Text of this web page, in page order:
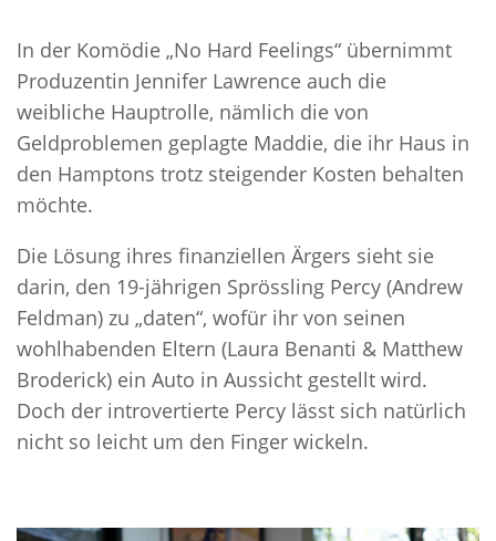
In der Komödie „No Hard Feelings“ übernimmt
Produzentin Jennifer Lawrence auch die
weibliche Hauptrolle, nämlich die von
Geldproblemen geplagte Maddie, die ihr Haus in
den Hamptons trotz steigender Kosten behalten
möchte.
Die Lösung ihres finanziellen Ärgers sieht sie
darin, den 19-jährigen Sprössling Percy (Andrew
Feldman) zu „daten“, wofür ihr von seinen
wohlhabenden Eltern (Laura Benanti & Matthew
Broderick) ein Auto in Aussicht gestellt wird.
Doch der introvertierte Percy lässt sich natürlich
nicht so leicht um den Finger wickeln.